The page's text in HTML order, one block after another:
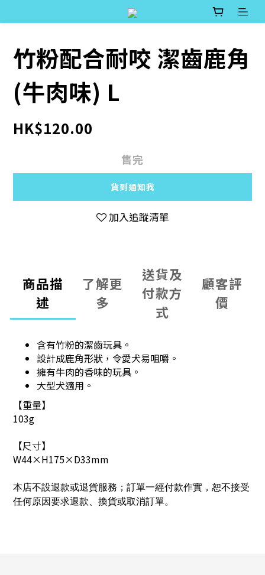
竹粉配合耐咬 潔齒鹿角
(牛肉味) L
HK$120.00
售完
貨到通知我
加入追蹤清單
商品描
述
了解更
多
送貨及
付款方
式
顧客評
價
含有竹粉的潔齒玩具。
設計成鹿角形狀，令愛犬易咀嚼。
擁有牛肉的香味的玩具。
大型犬適用。
【重量】
103g
【尺寸】
W44×H175×D33mm
本店不設退款或退貨服務；訂單一經付款作實，恕不接受
任何原因要求退款、換貨或取消訂單。